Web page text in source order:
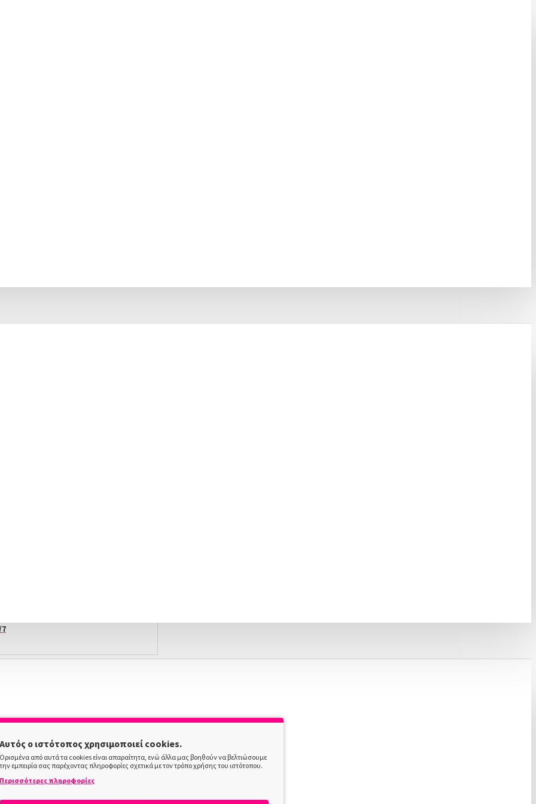
7
Alezori Medium Soft Forms 250τμχ
Επαγγελματικές φόρμες MEDIUM SOFT FORMS Alezori
Αυτός ο ιστότοπος χρησιμοποιεί cookies.
Ορισμένα από αυτά τα cookies είναι απαραίτητα, ενώ άλλα μας βοηθούν να βελτιώσουμε
την εμπειρία σας παρέχοντας πληροφορίες σχετικά με τον τρόπο χρήσης του ιστότοπου.
Περισσότερες πληροφορίες